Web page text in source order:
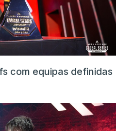
com equipas definidas